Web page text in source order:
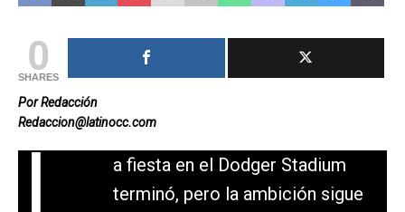
0
SHARES
Por Redacción
Redaccion@latinocc.com
a fiesta en el Dodger Stadium
terminó, pero la ambición sigue